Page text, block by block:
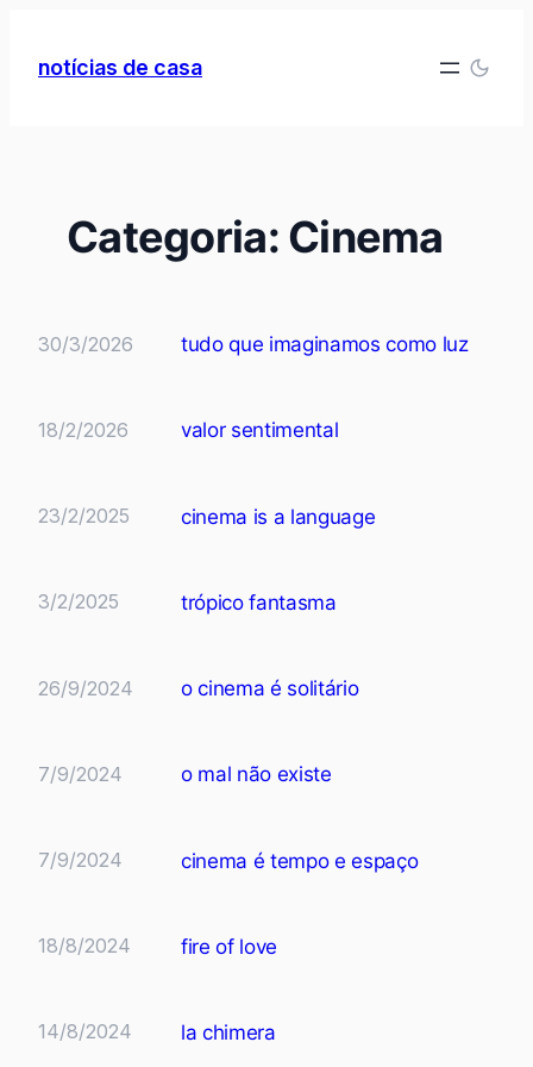
paranotícias de casa
Categoria: Cinema
30/3/2026 tudo que imaginamos como luz
18/2/2026 valor sentimental
23/2/2025 cinema is a language
3/2/2025 trópico fantasma
26/9/2024 o cinema é solitário
7/9/2024 o mal não existe
7/9/2024 cinema é tempo e espaço
18/8/2024 fire of love
14/8/2024 la chimera